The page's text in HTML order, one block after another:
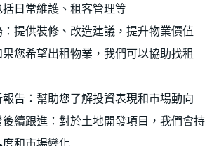
日常維護、租客管理等
提供裝修、改造建議，提升物業價值
您希望出租物業，我們可以協助找租
告：幫助您了解投資表現和市場動向
續跟進：對於土地開發項目，我們會持